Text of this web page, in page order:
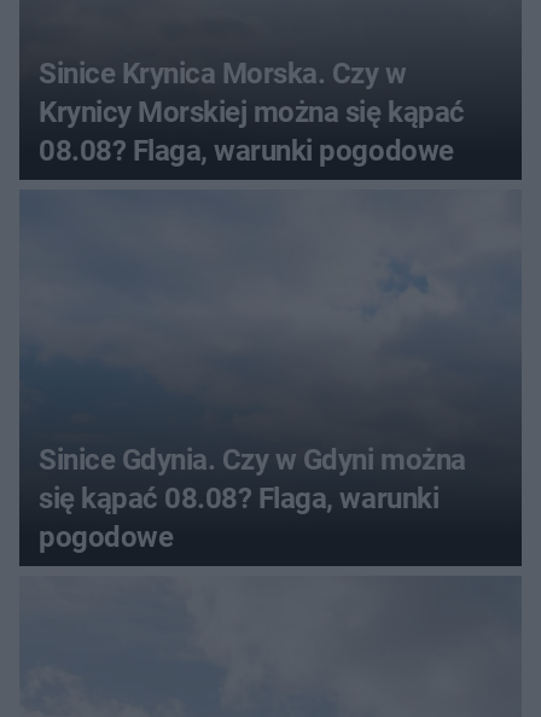
Sinice Krynica Morska. Czy w
Krynicy Morskiej można się kąpać
08.08? Flaga, warunki pogodowe
Sinice Gdynia. Czy w Gdyni można
się kąpać 08.08? Flaga, warunki
pogodowe